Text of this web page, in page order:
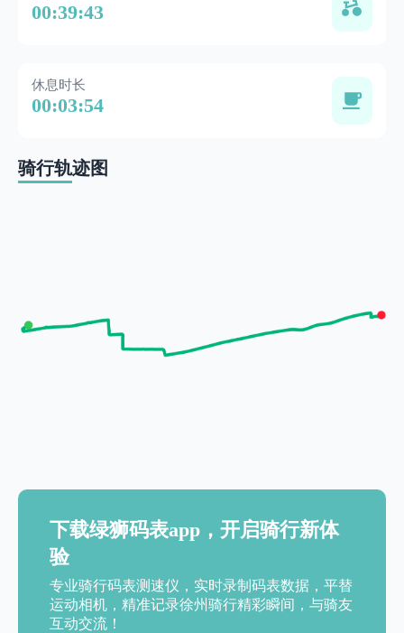
00:39:43
休息时长
00:03:54
骑行轨迹图
下载绿狮码表app，开启骑行新体
验
专业骑行码表测速仪，实时录制码表数据，平替
运动相机，精准记录徐州骑行精彩瞬间，与骑友
互动交流！